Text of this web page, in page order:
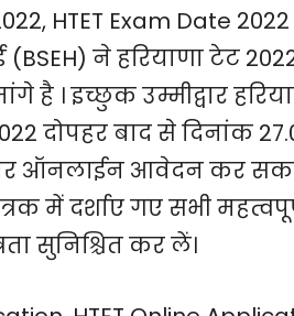
HTET Exam Date
(BSEH) ने हरियाणा टेट
। इच्छुक उम्मीद्वार
दोपहर बाद से दिनांक
पर ऑनलाईन आवेदन कर
में दर्शाए गए सभी
सुनिश्चित कर लें।